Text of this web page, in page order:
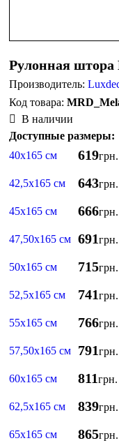
Рулонная
Производитель:
В наличии
Доступные размеры:
40х165 см
619грн.
42,5х165 см 643грн.
45х165 см 666грн.
47,50х165 см 691грн.
50х165 см 715грн.
52,5х165 см 741грн.
55х165 см 766грн.
57,50х165 см 791грн.
60х165 см 811грн.
62,5х165 см 839грн.
65х165 см 865грн.